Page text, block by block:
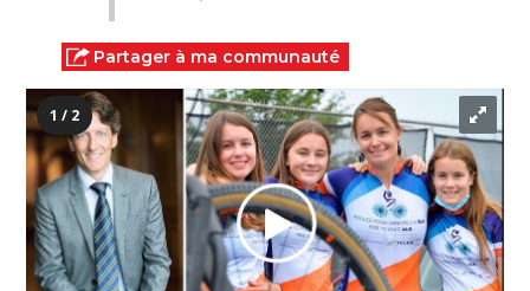
Partager à ma communauté
1 / 2